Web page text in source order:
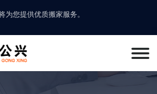
为您提供优质搬家服务。